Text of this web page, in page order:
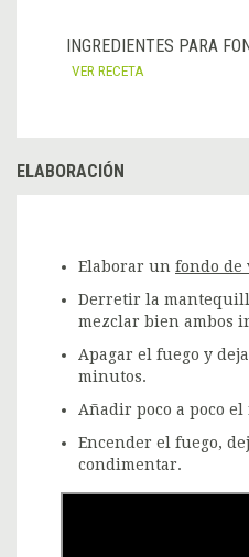
INGREDIENTES PARA
VER RECETA
ELABORACIÓN
Elaborar un fondo de
Derretir la
mezclar bien ambos
Apagar el fuego y
minutos.
Añadir poco a poco
Encender el fuego,
condimentar.